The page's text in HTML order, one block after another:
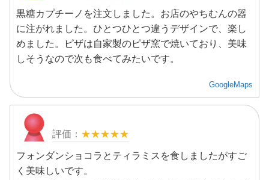
黒糖カプチーノを注文しました。お店のやちむんの器
に注がれました。ひとつひとつ違うデザインで、楽し
めました。ピザは自家製のピザ窯で焼いており、美味
しそうなので次も食べてみたいです。
GoogleMaps
★★★★★
フォンダンショコラとティラミスを食しましたがすご
く美味しいです。